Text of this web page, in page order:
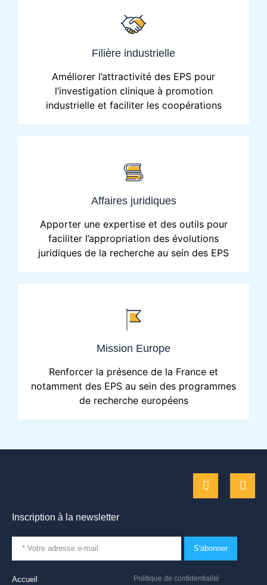
Filière industrielle
Améliorer l’attractivité des EPS pour
l’investigation clinique à promotion
industrielle et faciliter les coopérations
Affaires juridiques
Apporter une expertise et des outils pour
faciliter l’appropriation des évolutions
juridiques de la recherche au sein des EPS
Mission Europe
Renforcer la présence de la France et
notamment des EPS au sein des programmes
de recherche européens
Politique de confidentialité
Accueil
Inscription à la newsletter
S'abonner